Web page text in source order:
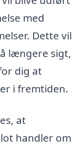
med
Dette vil
længere sigt,
dig at
i fremtiden.
at
handler om